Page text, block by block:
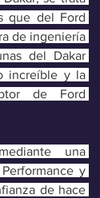
que del Ford
de ingeniería
del Dakar
increíble y la
de Ford
una
y
de hace